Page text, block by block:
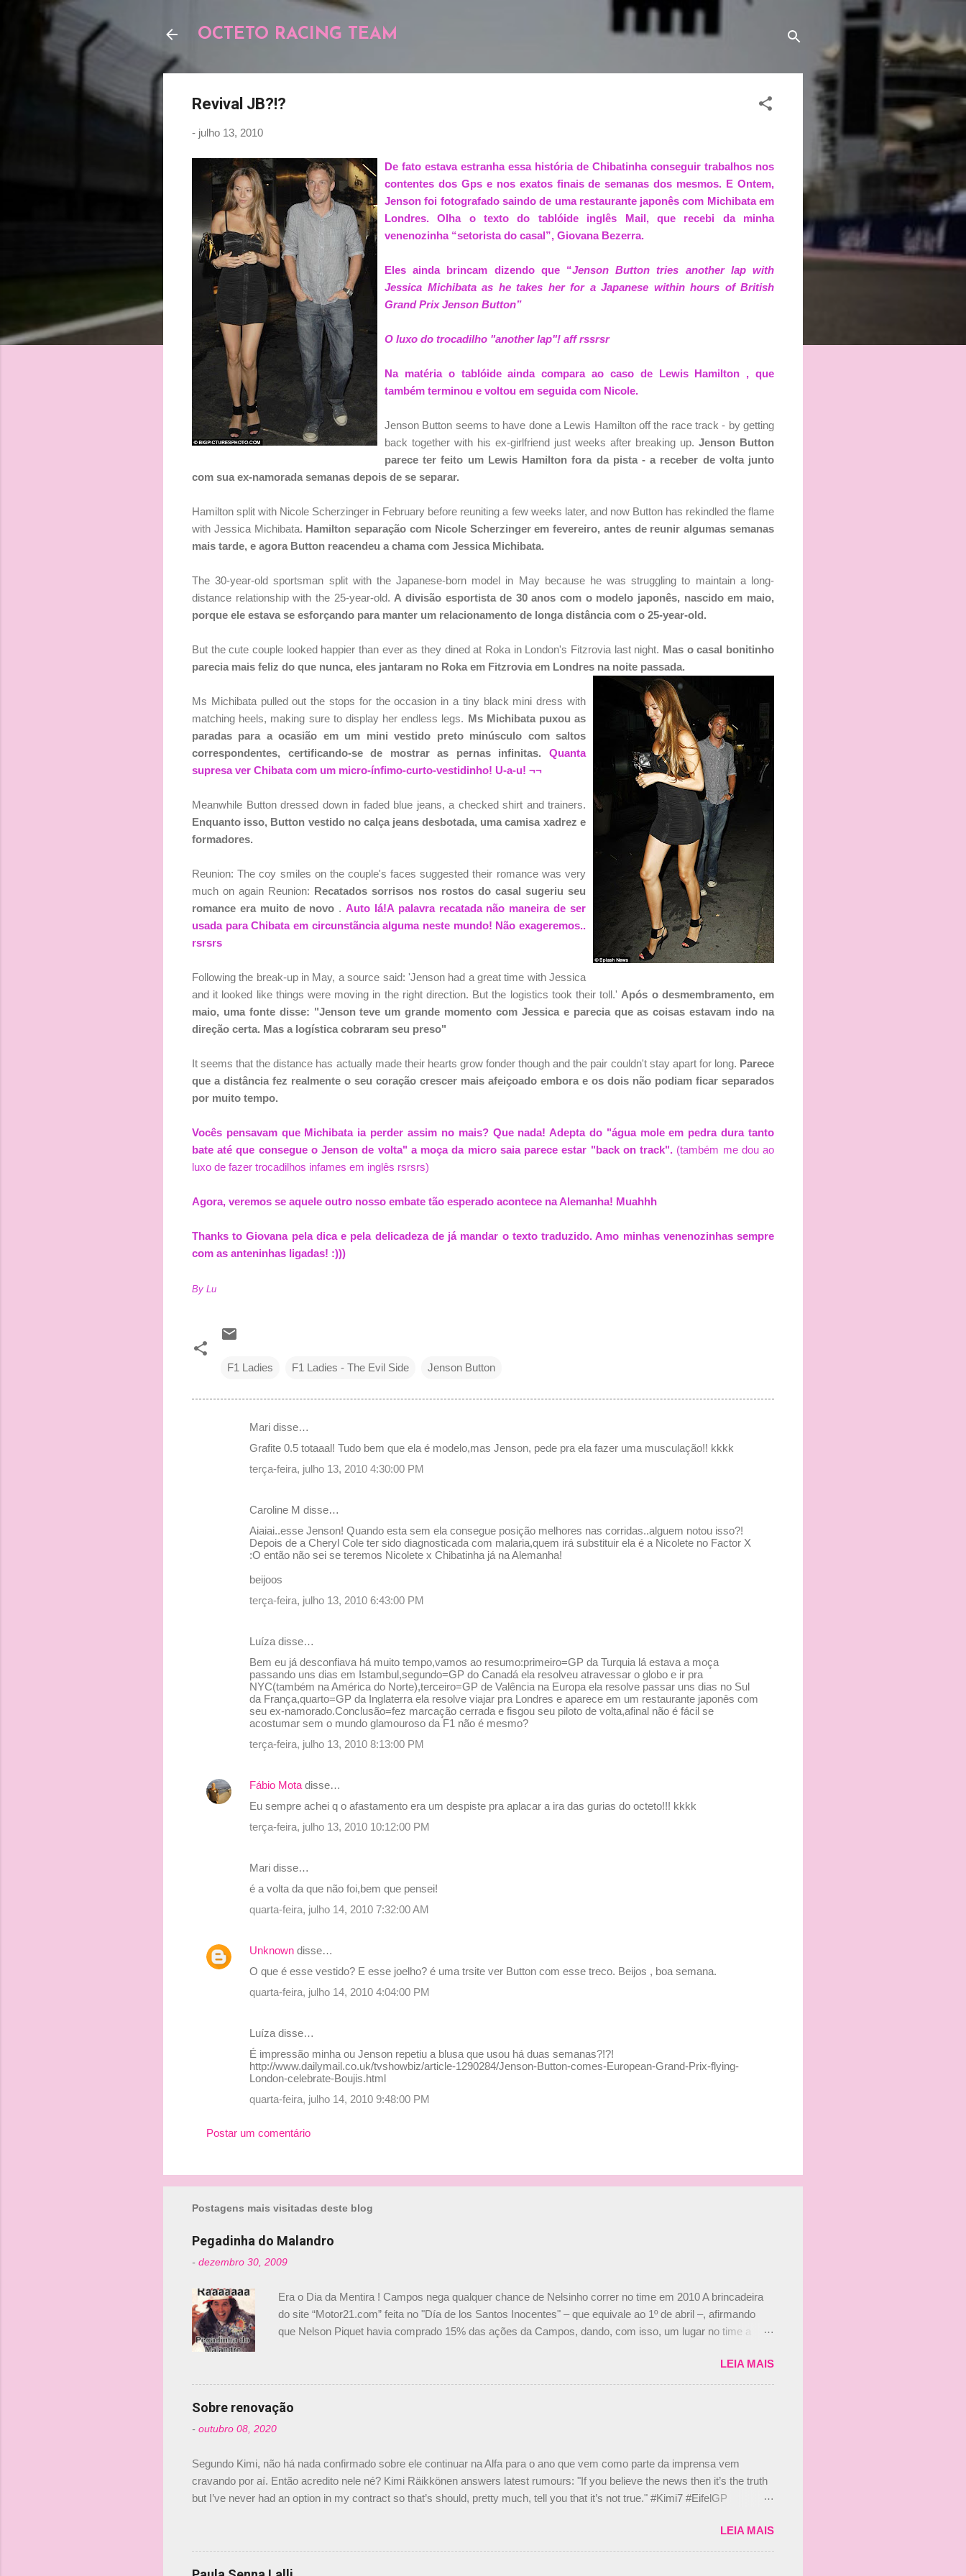
OCTETO RACING TEAM
Revival JB?!?
- julho 13, 2010
De fato estava estranha essa história de Chibatinha conseguir trabalhos nos
contentes dos Gps e nos exatos finais de semanas dos mesmos. E Ontem,
Jenson foi fotografado saindo de uma restaurante japonês com Michibata em
Londres.Olha o texto do tablóide inglês Mail, que recebi da minha
venenozinha “setorista do casal”, Giovana Bezerra.
Eles ainda brincam dizendo que “Jenson Button tries another lap with
Jessica Michibata as he takes her for a Japanese within hours of British
Grand Prix Jenson Button”
O luxo do trocadilho "another lap"! aff rssrsr
Na matéria o tablóide ainda compara ao caso de Lewis Hamilton , que
também terminou e voltou em seguida com Nicole.
Jenson Button seems to have done a Lewis Hamilton off the race track - by getting
back together with his ex-girlfriend just weeks after breaking up. Jenson Button
parece ter feito um Lewis Hamilton fora da pista - a receber de volta junto
com sua ex-namorada semanas depois de se separar.
Hamilton split with Nicole Scherzinger in February before reuniting a few weeks later, and now Button has rekindled the flame
with Jessica Michibata. Hamilton separação com Nicole Scherzinger em fevereiro, antes de reunir algumas semanas
mais tarde, e agora Button reacendeu a chama com Jessica Michibata.
The 30-year-old sportsman split with the Japanese-born model in May because he was struggling to maintain a long-
distance relationship with the 25-year-old. A divisão esportista de 30 anos com o modelo japonês, nascido em maio,
porque ele estava se esforçando para manter um relacionamento de longa distância com o 25-year-old.
But the cute couple looked happier than ever as they dined at Roka in London's Fitzrovia last night. Mas o casal bonitinho
parecia mais feliz do que nunca, eles jantaram no Roka em Fitzrovia em Londres na noite passada.
Ms Michibata pulled out the stops for the occasion in a tiny black mini dress with
matching heels, making sure to display her endless legs. Ms Michibata puxou as
paradas para a ocasião em um mini vestido preto minúsculo com saltos
correspondentes, certificando-se de mostrar as pernas infinitas. Quanta
supresa ver Chibata com um micro-ínfimo-curto-vestidinho! U-a-u! ¬¬
Meanwhile Button dressed down in faded blue jeans, a checked shirt and trainers.
Enquanto isso, Button vestido no calça jeans desbotada, uma camisa xadrez e
formadores.
Reunion: The coy smiles on the couple's faces suggested their romance was very
much on again Reunion: Recatados sorrisos nos rostos do casal sugeriu seu
romance era muito de novo .Auto lá!A palavra recatada não maneira de ser
usada para Chibata em circunstãncia alguma neste mundo! Não exageremos..
rsrsrs
Following the break-up in May, a source said: 'Jenson had a great time with Jessica
and it looked like things were moving in the right direction. But the logistics took their toll.' Após o desmembramento, em
maio, uma fonte disse: "Jenson teve um grande momento com Jessica e parecia que as coisas estavam indo na
direção certa. Mas a logística cobraram seu preso"
It seems that the distance has actually made their hearts grow fonder though and the pair couldn't stay apart for long. Parece
que a distância fez realmente o seu coração crescer mais afeiçoado embora e os dois não podiam ficar separados
por muito tempo.
Vocês pensavam que Michibata ia perder assim no mais? Que nada! Adepta do "água mole em pedra dura tanto
bate até que consegue o Jenson de volta" a moça da micro saia parece estar "back on track". (também me dou ao
luxo de fazer trocadilhos infames em inglês rsrsrs)
Agora, veremos se aquele outro nosso embate tão esperado acontece na Alemanha! Muahhh
Thanks to Giovana pela dica e pela delicadeza de já mandar o texto traduzido. Amo minhas venenozinhas sempre
com as anteninhas ligadas! :)))
By Lu
F1 Ladies F1 Ladies - The Evil Side Jenson Button
Mari disse…
Grafite 0.5 totaaal! Tudo bem que ela é modelo,mas Jenson, pede pra ela fazer uma musculação!! kkkk
terça-feira, julho 13, 2010 4:30:00 PM
Caroline M disse…
Aiaiai..esse Jenson! Quando esta sem ela consegue posição melhores nas corridas..alguem notou isso?!
Depois de a Cheryl Cole ter sido diagnosticada com malaria,quem irá substituir ela é a Nicolete no Factor X
:O então não sei se teremos Nicolete x Chibatinha já na Alemanha!
beijoos
terça-feira, julho 13, 2010 6:43:00 PM
Luíza disse…
Bem eu já desconfiava há muito tempo,vamos ao resumo:primeiro=GP da Turquia lá estava a moça
passando uns dias em Istambul,segundo=GP do Canadá ela resolveu atravessar o globo e ir pra
NYC(também na América do Norte),terceiro=GP de Valência na Europa ela resolve passar uns dias no Sul
da França,quarto=GP da Inglaterra ela resolve viajar pra Londres e aparece em um restaurante japonês com
seu ex-namorado.Conclusão=fez marcação cerrada e fisgou seu piloto de volta,afinal não é fácil se
acostumar sem o mundo glamouroso da F1 não é mesmo?
terça-feira, julho 13, 2010 8:13:00 PM
Fábio Mota disse…
Eu sempre achei q o afastamento era um despiste pra aplacar a ira das gurias do octeto!!! kkkk
terça-feira, julho 13, 2010 10:12:00 PM
Mari disse…
é a volta da que não foi,bem que pensei!
quarta-feira, julho 14, 2010 7:32:00 AM
Unknown disse…
O que é esse vestido? E esse joelho? é uma trsite ver Button com esse treco. Beijos , boa semana.
quarta-feira, julho 14, 2010 4:04:00 PM
Luíza disse…
É impressão minha ou Jenson repetiu a blusa que usou há duas semanas?!?!
http://www.dailymail.co.uk/tvshowbiz/article-1290284/Jenson-Button-comes-European-Grand-Prix-flying-
London-celebrate-Boujis.html
quarta-feira, julho 14, 2010 9:48:00 PM
Postar um comentário
Postagens mais visitadas deste blog
Pegadinha do Malandro
- dezembro 30, 2009
Era o Dia da Mentira ! Campos nega qualquer chance de Nelsinho correr no time em 2010 A brincadeira
do site “Motor21.com” feita no "Día de los Santos Inocentes" – que equivale ao 1º de abril –, afirmando
que Nelson Piquet havia comprado 15% das ações da Campos, dando, com isso, um lugar no time a
dirigente foi taxativo ao declarar que o brasileiro não será o companheiro de Bruno Senna em 2010. "Na
verdade, nós recebemos uma oferta de Piquet", admitiu Audetto. “Mas depois de ter assinado com Bruno
Senna, não podemos ter dois brasileiros”, explicou, dizendo ainda que não tem nada contra o filho do
LEIA MAIS
Sobre renovação
- outubro 08, 2020
Segundo Kimi, não há nada confirmado sobre ele continuar na Alfa para o ano que vem como parte da imprensa vem
cravando por aí. Então acredito nele né? Kimi Räikkönen answers latest rumours: "If you believe the news then it’s the truth
but I’ve never had an option in my contract so that’s should, pretty much, tell you that it’s not true." #Kimi7 #EifelGP
falando sobre o fato do Iceman estar há tantos anos na F1. What is it like to have Kimi as a team mate? 🙌 Over to you,
@RGrosjean ! #EifelGP 🇩🇪 #F1 pic.twitter.com/GSAu1LWnwW — Formula 1 (@F1) October 8, 2020 Beijinhos, Ludy
LEIA MAIS